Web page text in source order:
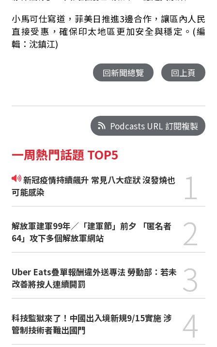
小馬可仕寫道，菲美日推進3邊合作，讓區內人民
直接受惠，確保印太地區更加安全與穩定。(編
輯：沈鎮江)
回新聞總覽 回上頁
Podcasts URL 訂閱複製
一周熱門話題 TOP5
新冠疫情持續飆升 常見八大症狀 沒發燒也
可能感染
1
解放軍建軍99年／「建軍節」前夕 「匿名者
64」攻下多個解放軍網站
2
Uber Eats疊單報酬違外送專法 勞動部：若未
改善將按人連續開罰
3
科技監獄來了！中國出入境新規9/15實施 涉
管制技術者難出國門
4